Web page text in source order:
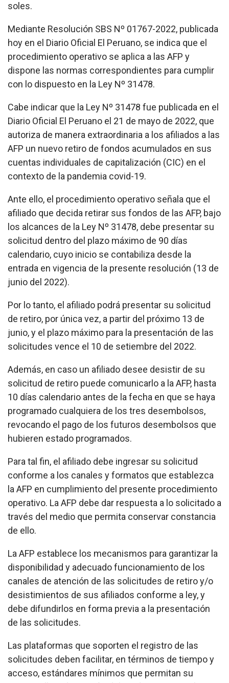
soles.
Mediante Resolución SBS Nº 01767-2022, publicada
hoy en el Diario Oficial El Peruano, se indica que el
procedimiento operativo se aplica a las AFP y
dispone las normas correspondientes para cumplir
con lo dispuesto en la Ley Nº 31478.
Cabe indicar que la Ley Nº 31478 fue publicada en el
Diario Oficial El Peruano el 21 de mayo de 2022, que
autoriza de manera extraordinaria a los afiliados a las
AFP un nuevo retiro de fondos acumulados en sus
cuentas individuales de capitalización (CIC) en el
contexto de la pandemia covid-19.
Ante ello, el procedimiento operativo señala que el
afiliado que decida retirar sus fondos de las AFP, bajo
los alcances de la Ley Nº 31478, debe presentar su
solicitud dentro del plazo máximo de 90 días
calendario, cuyo inicio se contabiliza desde la
entrada en vigencia de la presente resolución (13 de
junio del 2022).
Por lo tanto, el afiliado podrá presentar su solicitud
de retiro, por única vez, a partir del próximo 13 de
junio, y el plazo máximo para la presentación de las
solicitudes vence el 10 de setiembre del 2022.
Además, en caso un afiliado desee desistir de su
solicitud de retiro puede comunicarlo a la AFP, hasta
10 días calendario antes de la fecha en que se haya
programado cualquiera de los tres desembolsos,
revocando el pago de los futuros desembolsos que
hubieren estado programados.
Para tal fin, el afiliado debe ingresar su solicitud
conforme a los canales y formatos que establezca
la AFP en cumplimiento del presente procedimiento
operativo. La AFP debe dar respuesta a lo solicitado a
través del medio que permita conservar constancia
de ello.
La AFP establece los mecanismos para garantizar la
disponibilidad y adecuado funcionamiento de los
canales de atención de las solicitudes de retiro y/o
desistimientos de sus afiliados conforme a ley, y
debe difundirlos en forma previa a la presentación
de las solicitudes.
Las plataformas que soporten el registro de las
solicitudes deben facilitar, en términos de tiempo y
acceso, estándares mínimos que permitan su